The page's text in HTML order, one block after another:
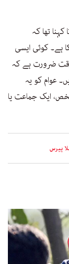
تھا کہ
ہے۔ کوئی ایسی
ضرورت ہے کہ
عوام کو یہ
ایک جماعت یا
ہیرس